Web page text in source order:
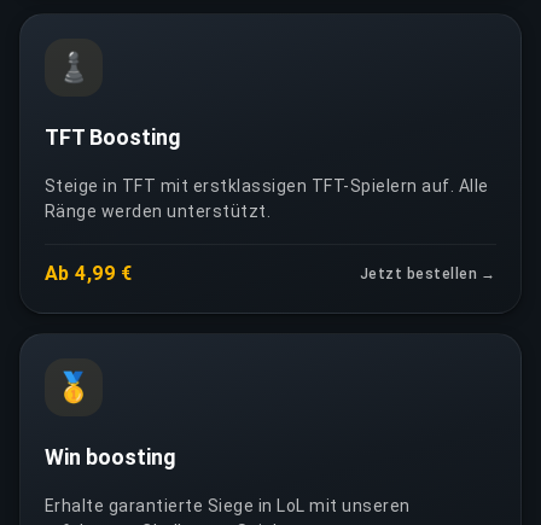
♟️
TFT Boosting
Steige in TFT mit erstklassigen TFT-Spielern auf. Alle
Ränge werden unterstützt.
Ab 4,99 € Jetzt bestellen →
🥇
Win boosting
Erhalte garantierte Siege in LoL mit unseren